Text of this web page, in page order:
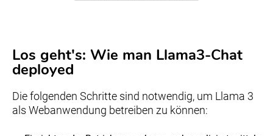
Los geht's: Wie man Llama3-Chat
deployed
Die folgenden Schritte sind notwendig, um Llama 3
als Webanwendung betreiben zu können: